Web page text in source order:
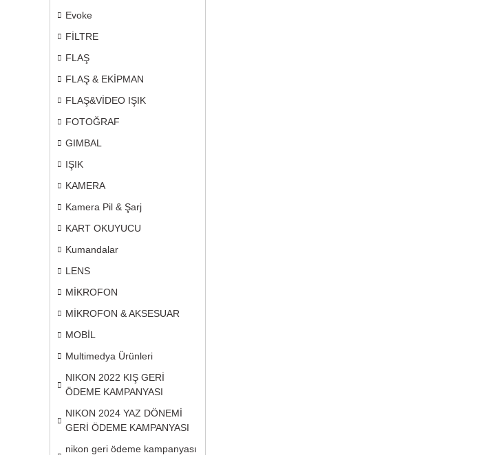
Evoke
FİLTRE
FLAŞ
FLAŞ & EKİPMAN
FLAŞ&VİDEO IŞIK
FOTOĞRAF
GIMBAL
IŞIK
KAMERA
Kamera Pil & Şarj
KART OKUYUCU
Kumandalar
LENS
MİKROFON
MİKROFON & AKSESUAR
MOBİL
Multimedya Ürünleri
NIKON 2022 KIŞ GERİ
ÖDEME KAMPANYASI
NIKON 2024 YAZ DÖNEMİ
GERİ ÖDEME KAMPANYASI
nikon geri ödeme kampanyası